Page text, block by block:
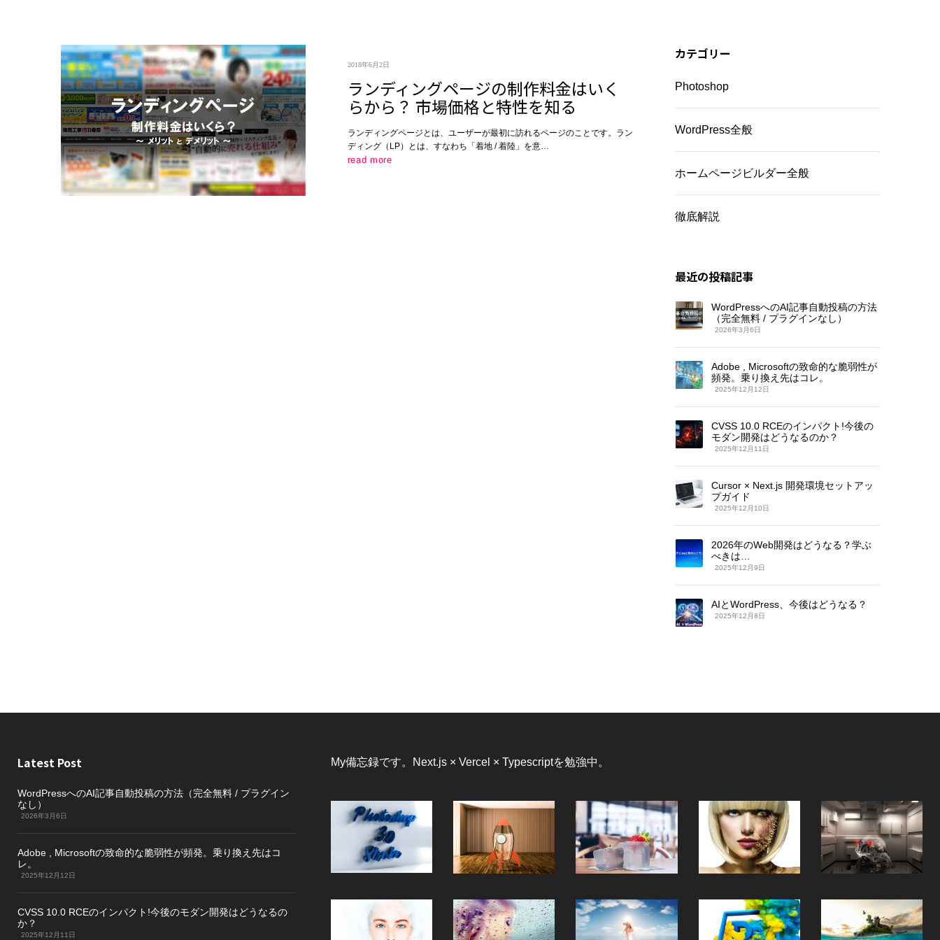
2018年6月2日
ランディングページの制作料金はいく
らから？ 市場価格と特性を知る
ランディングページとは、ユーザーが最初に訪れるページのことです。ラン
ディング（LP）とは、すなわち「着地 / 着陸」を意…
read more
カテゴリー
Photoshop
WordPress全般
ホームページビルダー全般
徹底解説
最近の投稿記事
WordPressへのAI記事自動投稿の方法
（完全無料 / プラグインなし）
2026年3月6日
Adobe , Microsoftの致命的な脆弱性が
頻発。乗り換え先はコレ。
2025年12月12日
CVSS 10.0 RCEのインパクト!今後の
モダン開発はどうなるのか？
2025年12月11日
Cursor × Next.js 開発環境セットアッ
プガイド
2025年12月10日
2026年のWeb開発はどうなる？学ぶ
べきは…
2025年12月9日
AIとWordPress、今後はどうなる？
2025年12月8日
Latest Post
WordPressへのAI記事自動投稿の方法（完全無料 / プラグイン
なし）
2026年3月6日
Adobe , Microsoftの致命的な脆弱性が頻発。乗り換え先はコ
レ。
2025年12月12日
CVSS 10.0 RCEのインパクト!今後のモダン開発はどうなるの
か？
2025年12月11日
My備忘録です。Next.js × Vercel × Typescriptを勉強中。